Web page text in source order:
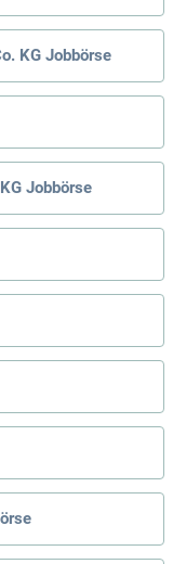
KG Jobbörse
Jobbörse